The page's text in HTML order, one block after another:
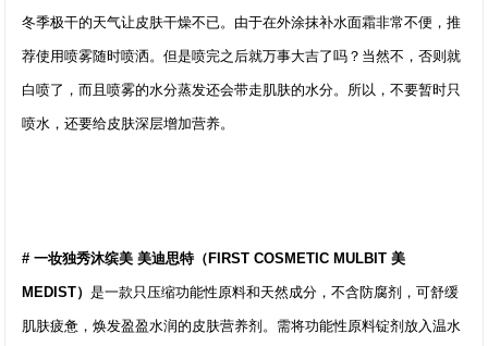
冬季极干的天气让皮肤干燥不已。由于在外涂抹补水面霜非常不便，推
荐使用喷雾随时喷洒。但是喷完之后就万事大吉了吗？当然不，否则就
白喷了，而且喷雾的水分蒸发还会带走肌肤的水分。所以，不要暂时只
喷水，还要给皮肤深层增加营养。
# 一妆独秀沐缤美 美迪思特（FIRST COSMETIC MULBIT 美
MEDIST）是一款只压缩功能性原料和天然成分，不含防腐剂，可舒缓
肌肤疲惫，焕发盈盈水润的皮肤营养剂。需将功能性原料锭剂放入温水